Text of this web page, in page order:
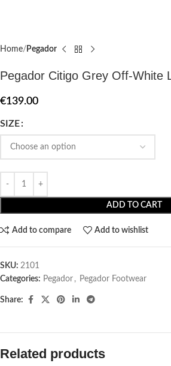
Home Pegador​
Pegador Citigo Grey Off-White
€139.00
SIZE
ADD TO CART
Add to compare Add to wishlist
SKU: 2101
Categories: Pegador​ , Pegador Footwear
Share:
Related products